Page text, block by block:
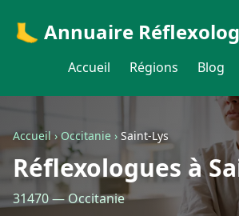
🦶 Annuaire
Accueil Régions Blog
Accueil›Occitanie › Saint-Lys
Réflexologues à
31470 — Occitanie